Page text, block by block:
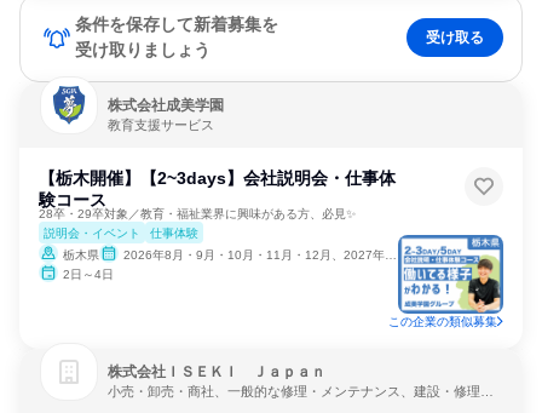
条件を保存して新着募集を
受け取りましょう
受け取る
株式会社成美学園
教育支援サービス
【栃木開催】【2~3days】会社説明会・仕事体
験コース
28卒・29卒対象／教育・福祉業界に興味がある方、必見✨
説明会・イベント
仕事体験
栃木県
2026年8月・9月・10月・11月・12月、2027年1月
2日～4日
この企業の類似募集
株式会社ＩＳＥＫＩ Ｊａｐａｎ
小売・卸売・商社、一般的な修理・メンテナンス、建設・修理・